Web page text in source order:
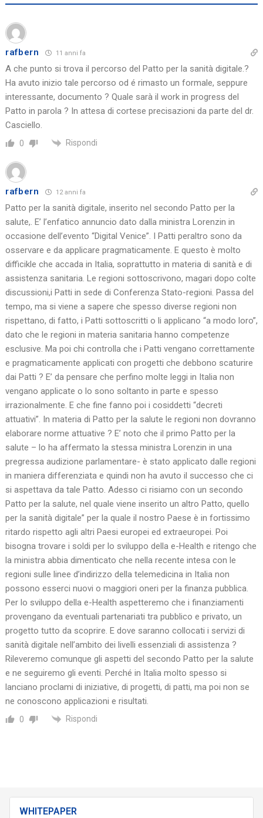
rafbern 11 anni fa
A che punto si trova il percorso del Patto per la sanità digitale.?
Ha avuto inizio tale percorso od é rimasto un formale, seppure
interessante, documento ? Quale sarà il work in progress del
Patto in parola ? In attesa di cortese precisazioni da parte del dr.
Casciello.
0 Rispondi
rafbern 12 anni fa
Patto per la sanità digitale, inserito nel secondo Patto per la
salute,. E’ l’enfatico annuncio dato dalla ministra Lorenzin in
occasione dell’evento “Digital Venice”. I Patti peraltro sono da
osservare e da applicare pragmaticamente. E questo è molto
difficikle che accada in Italia, soprattutto in materia di sanità e di
assistenza sanitaria. Le regioni sottoscrivono, magari dopo colte
discussioni,i Patti in sede di Conferenza Stato-regioni. Passa del
tempo, ma si viene a sapere che spesso diverse regioni non
rispettano, di fatto, i Patti sottoscritti o li applicano “a modo loro”,
dato che le regioni in materia sanitaria hanno competenze
esclusive. Ma poi chi controlla che i Patti vengano correttamente
e pragmaticamente applicati con progetti che debbono scaturire
dai Patti ? E’ da pensare che perfino molte leggi in Italia non
vengano applicate o lo sono soltanto in parte e spesso
irrazionalmente. E che fine fanno poi i cosiddetti “decreti
attuativi”. In materia di Patto per la salute le regioni non dovranno
elaborare norme attuative ? E’ noto che il primo Patto per la
salute – lo ha affermato la stessa ministra Lorenzin in una
pregressa audizione parlamentare- è stato applicato dalle regioni
in maniera differenziata e quindi non ha avuto il successo che ci
si aspettava da tale Patto. Adesso ci risiamo con un secondo
Patto per la salute, nel quale viene inserito un altro Patto, quello
per la sanità digitale” per la quale il nostro Paese è in fortissimo
ritardo rispetto agli altri Paesi europei ed extraeuropei. Poi
bisogna trovare i soldi per lo sviluppo della e-Health e ritengo che
la ministra abbia dimenticato che nella recente intesa con le
regioni sulle linee d’indirizzo della telemedicina in Italia non
possono esserci nuovi o maggiori oneri per la finanza pubblica.
Per lo sviluppo della e-Health aspetteremo che i finanziamenti
provengano da eventuali partenariati tra pubblico e privato, un
progetto tutto da scoprire. E dove saranno collocati i servizi di
sanità digitale nell’ambito dei livelli essenziali di assistenza ?
Rileveremo comunque gli aspetti del secondo Patto per la salute
e ne seguiremo gli eventi. Perché in Italia molto spesso si
lanciano proclami di iniziative, di progetti, di patti, ma poi non se
ne conoscono applicazioni e risultati.
0 Rispondi
WHITEPAPER